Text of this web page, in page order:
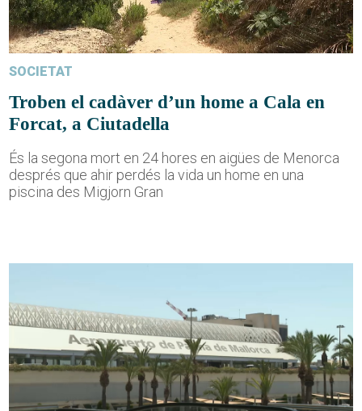
SOCIETAT
Troben el cadàver d’un home a Cala en
Forcat, a Ciutadella
És la segona mort en 24 hores en aigües de Menorca
després que ahir perdés la vida un home en una
piscina des Migjorn Gran